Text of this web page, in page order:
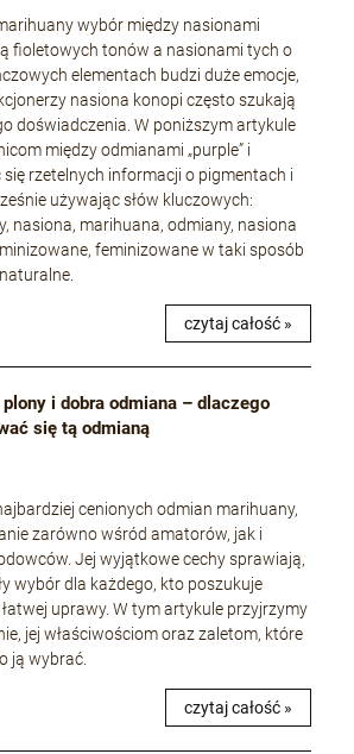
wybór między nasionami
fioletowych tonów a nasionami tych o
elementach budzi duże emocje,
nasiona konopi często szukają
doświadczenia. W poniższym artykule
między odmianami „purple” i
się rzetelnych informacji o pigmentach i
używając słów kluczowych:
nasiona, marihuana, odmiany, nasiona
feminizowane w taki sposób
czytaj całość »
i dobra odmiana – dlaczego
się tą odmianą
cenionych odmian marihuany,
zarówno wśród amatorów, jak i
Jej wyjątkowe cechy sprawiają,
wybór dla każdego, kto poszukuje
uprawy. W tym artykule przyjrzymy
jej właściwościom oraz zaletom, które
ją wybrać.
czytaj całość »